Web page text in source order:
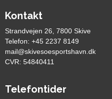
Kontakt
Strandvejen 26, 7800 Skive
Telefon: +45 2237 8149
mail@skivesoesportshavn.dk
CVR: 54840411
Telefontider